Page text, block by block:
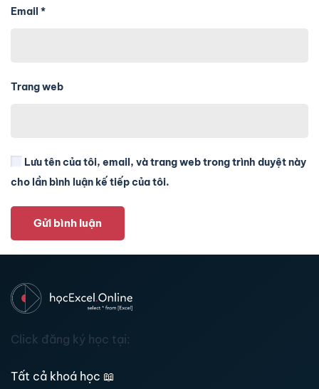
Email *
Trang web
Lưu tên của tôi, email, và trang web trong trình duyệt này
cho lần bình luận kế tiếp của tôi.
Gửi bình luận
Click đăng ký học tại:
Tất cả khoá học 📖